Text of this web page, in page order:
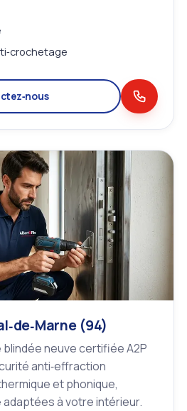
(94)
neuve certifiée A2P
anti‑effraction
et phonique,
à votre intérieur.